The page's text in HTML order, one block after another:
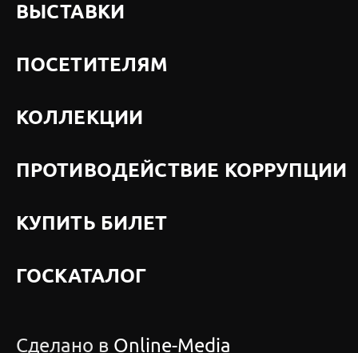
ВЫСТАВКИ
ПОСЕТИТЕЛЯМ
КОЛЛЕКЦИИ
ПРОТИВОДЕЙСТВИЕ КОРРУПЦИИ
КУПИТЬ БИЛЕТ
ГОСКАТАЛОГ
Сделано в Online-Media